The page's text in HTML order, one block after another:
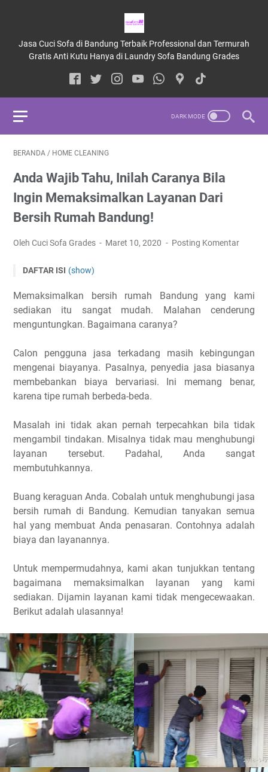
Jasa Cuci Sofa di Bandung Terbaik Professional dan Termurah
Gratis Anti Kutu Hanya di Laundry Sofa Bandung Grades
BERANDA / HOME CLEANING
Anda Wajib Tahu, Inilah Caranya Bila
Ingin Memaksimalkan Layanan Dari
Bersih Rumah Bandung!
Oleh Cuci Sofa Grades Maret 10, 2020 Posting Komentar
DAFTAR ISI (show)
Rumah
Urutan Sebelum Melakukan Penawaran Pembersihan
Rumah
Memaksimalkan bersih rumah Bandung yang kami
sediakan itu sangat mudah. Malahan cenderung
menguntungkan. Bagaimana caranya?
Calon pengguna jasa terkadang masih kebingungan
mengenai biayanya. Pasalnya, penyedia jasa biasanya
membebankan biaya bervariasi. Ini memang benar,
karena tipe rumah berbeda-beda.
Masalah ini tidak akan pernah terpecahkan bila tidak
mengambil tindakan. Misalnya tidak mau menghubungi
layanan tersebut. Padahal, Anda sangat
membutuhkannya.
Buang keraguan Anda. Cobalah untuk menghubungi jasa
bersih rumah di Bandung. Kemudian tanyakan semua
hal yang membuat Anda penasaran. Contohnya adalah
biaya dan layanannya.
Untuk mempermudahnya, kami akan tunjukkan tentang
bagaimana memaksimalkan layanan yang kami
sediakan. Dijamin layanan kami tidak mengecewaakan.
Berikut adalah ulasannya!